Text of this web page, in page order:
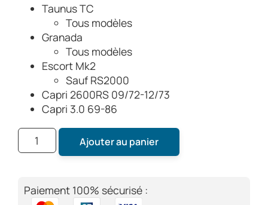
Taunus TC
Tous modèles
Granada
Tous modèles
Escort Mk2
Sauf RS2000
Capri 2600RS 09/72-12/73
Capri 3.0 69-86
Ajouter au panier
Paiement 100% sécurisé :